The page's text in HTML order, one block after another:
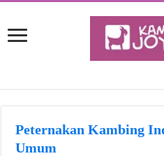
Peternakan Kambing
Umum